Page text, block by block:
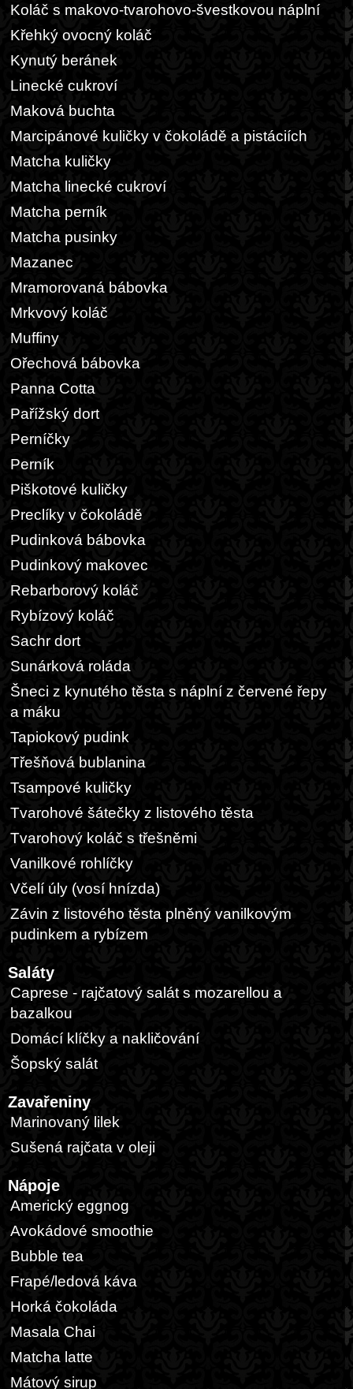
Koláč s makovo-tvarohovo-švestkovou náplní
Křehký ovocný koláč
Kynutý beránek
Linecké cukroví
Maková buchta
Marcipánové kuličky v čokoládě a pistáciích
Matcha kuličky
Matcha linecké cukroví
Matcha perník
Matcha pusinky
Mazanec
Mramorovaná bábovka
Mrkvový koláč
Muffiny
Ořechová bábovka
Panna Cotta
Pařížský dort
Perníčky
Perník
Piškotové kuličky
Preclíky v čokoládě
Pudinková bábovka
Pudinkový makovec
Rebarborový koláč
Rybízový koláč
Sachr dort
Sunárková roláda
Šneci z kynutého těsta s náplní z červené řepy
a máku
Tapiokový pudink
Třešňová bublanina
Tsampové kuličky
Tvarohové šátečky z listového těsta
Tvarohový koláč s třešněmi
Vanilkové rohlíčky
Včelí úly (vosí hnízda)
Závin z listového těsta plněný vanilkovým
pudinkem a rybízem
Saláty
Caprese - rajčatový salát s mozarellou a
bazalkou
Domácí klíčky a nakličování
Šopský salát
Zavařeniny
Marinovaný lilek
Sušená rajčata v oleji
Nápoje
Americký eggnog
Avokádové smoothie
Bubble tea
Frapé/ledová káva
Horká čokoláda
Masala Chai
Matcha latte
Mátový sirup